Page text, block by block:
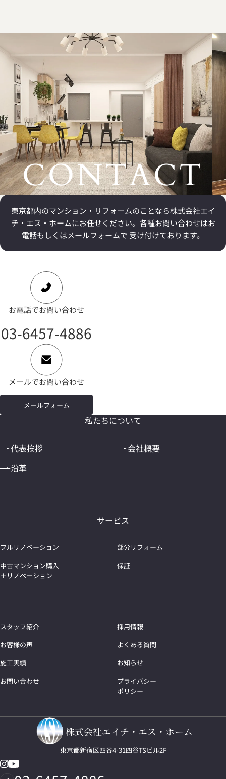
で気持ちよく新生活をスター
トできております。ありがと
うございました。
CONTACT
東京都内のマンション・リフォームのことなら株式会社エイ
チ・エス・ホームにお任せください。 各種お問い合わせはお
電話もしくはメールフォームで 受け付けております。
お電話でお問い合わせ
03-6457-4886
メールでお問い合わせ
メールフォーム
私たちについて
代表挨拶
会社概要
沿革
サービス
フルリノベーション
部分リフォーム
中古マンション購入
＋リノベーション
保証
スタッフ紹介
採用情報
お客様の声
よくある質問
施工実績
お知らせ
お問い合わせ
プライバシー
ポリシー
株式会社エイチ・エス・ホーム
東京都新宿区四谷4-31四谷TSビル2F